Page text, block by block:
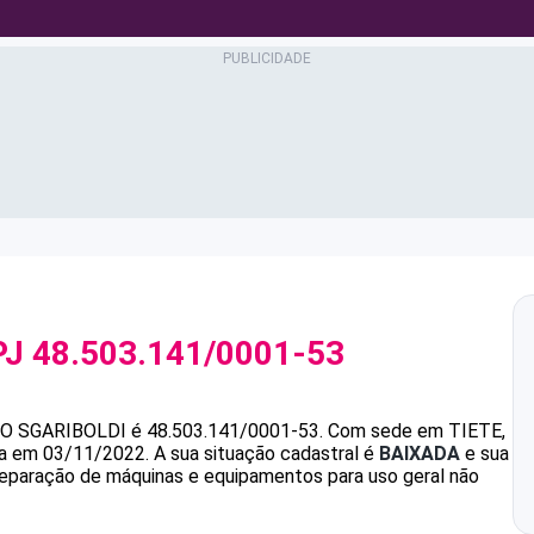
48.503.141/0001-53
SGARIBOLDI é 48.503.141/0001-53. Com sede em TIETE,
em 03/11/2022. A sua situação cadastral é BAIXADA e sua
de máquinas e equipamentos para uso geral não